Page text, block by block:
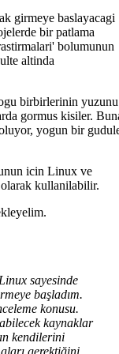
girmeye baslayacagi
bir patlama
bolumunun
altinda
birbirlerinin yuzunu
gormus kisiler.
yogun bir
icin Linux ve
kullanilabilir.
sayesinde
başladım.
konusu.
kaynaklar
kendilerini